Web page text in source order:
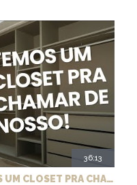
36:13
EP. 6: A SAGA DA CASA - TEMOS UM CLOSET PRA CHAMAR DE NOSSO + MARCENARIA E PAISAGISMO